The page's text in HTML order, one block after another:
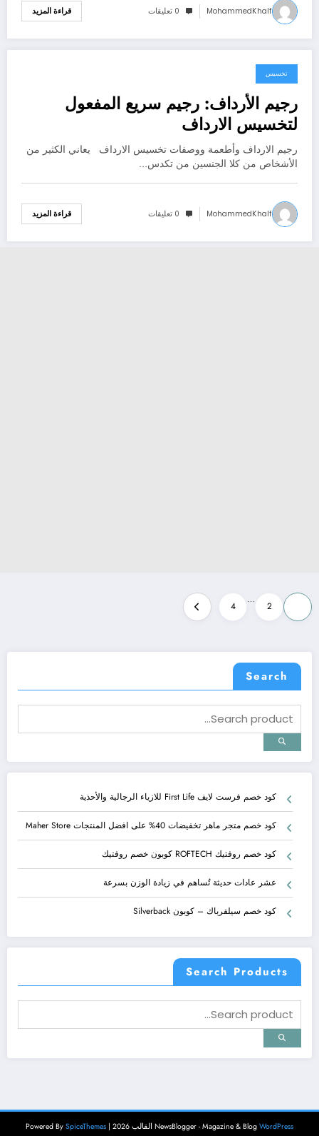
MohammedKhalf 0 تعليقات قراءة المزيد
يوليو 24, 2022
تخسيس
رجيم الأرداف: رجيم سريع المفعول
لتخسيس الارداف
رجيم الارداف وأطعمة ووصفات تخسيس الارداف يعاني الكثير من
الأشخاص من كلا الجنسين من تكدس…
MohammedKhalf 0 تعليقات قراءة المزيد
Posts
pagination
2
…
4
Search
كود خصم فرست لايف First Life للازياء الرجالية والأحذية
كود خصم متجر ماهر تخفيضات 40% على افضل المنتجات Maher Store
كود خصم روفتيك ROFTECH كوبون خصم روفتيك
عشر عادات حديثة تُساهم في زيادة الوزن بسرعة
كود خصم سيلفرباك – كوبون Silverback
Search Products
NewsBlogger - Magazine & Blog WordPress القالب 2026 | Powered By SpiceThemes